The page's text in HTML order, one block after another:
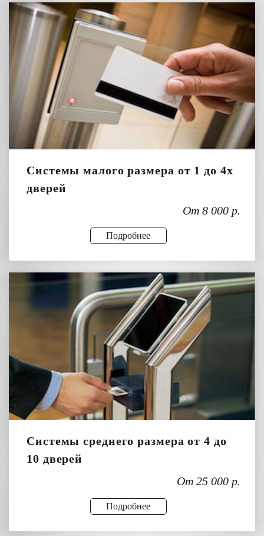
Системы малого размера от 1 до 4х
дверей
От 8 000 р.
Подробнее
Системы среднего размера от 4 до
10 дверей
От 25 000 р.
Подробнее